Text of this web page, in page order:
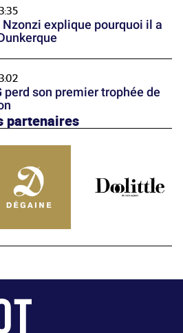
Nzonzi explique pourquoi il a
perd son premier trophée de
partenaires